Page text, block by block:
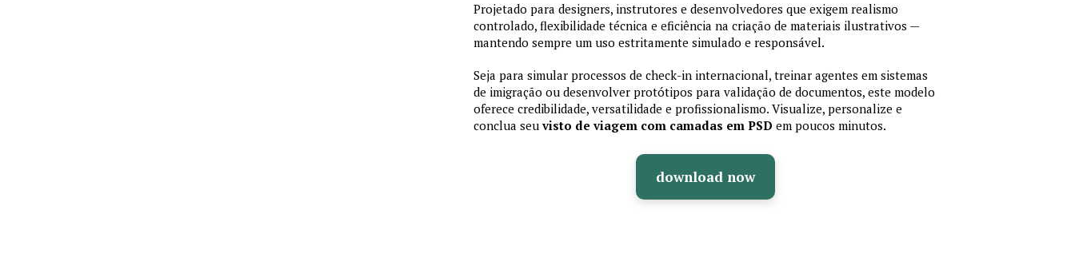
Projetado para designers, instrutores e desenvolvedores que exigem realismo
controlado, flexibilidade técnica e eficiência na criação de materiais ilustrativos —
mantendo sempre um uso estritamente simulado e responsável.
Seja para simular processos de check-in internacional, treinar agentes em sistemas
de imigração ou desenvolver protótipos para validação de documentos, este modelo
oferece credibilidade, versatilidade e profissionalismo. Visualize, personalize e
conclua seuvisto de viagem com camadas em PSD em poucos minutos.
download now